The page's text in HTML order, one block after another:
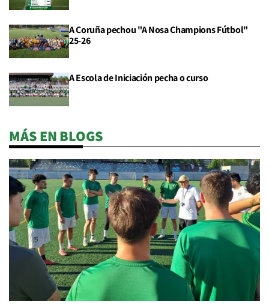
A Coruña pechou "A Nosa Champions Fútbol"
25-26
A Escola de Iniciación pecha o curso
MÁS EN BLOGS